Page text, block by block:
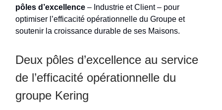
pôles d’excellence – Industrie et Client – pour
optimiser l’efficacité opérationnelle du Groupe et
soutenir la croissance durable de ses Maisons.
Deux pôles d’excellence au service
de l’efficacité opérationnelle du
groupe Kering